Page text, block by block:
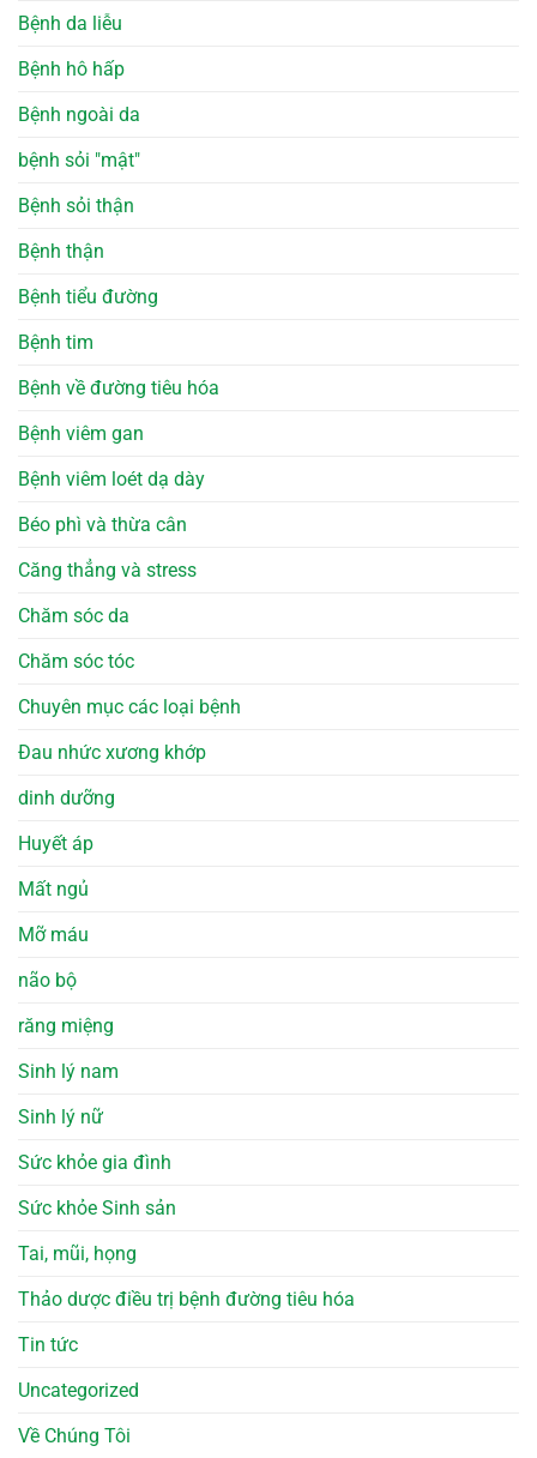
Bệnh da liễu
Bệnh hô hấp
Bệnh ngoài da
bệnh sỏi "mật"
Bệnh sỏi thận
Bệnh thận
Bệnh tiểu đường
Bệnh tim
Bệnh về đường tiêu hóa
Bệnh viêm gan
Bệnh viêm loét dạ dày
Béo phì và thừa cân
Căng thẳng và stress
Chăm sóc da
Chăm sóc tóc
Chuyên mục các loại bệnh
Đau nhức xương khớp
dinh dưỡng
Huyết áp
Mất ngủ
Mỡ máu
não bộ
răng miệng
Sinh lý nam
Sinh lý nữ
Sức khỏe gia đình
Sức khỏe Sinh sản
Tai, mũi, họng
Thảo dược điều trị bệnh đường tiêu hóa
Tin tức
Uncategorized
Về Chúng Tôi